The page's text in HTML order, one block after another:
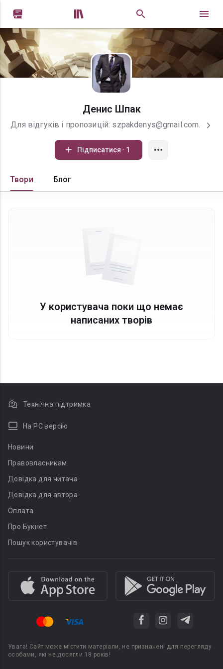
 
Денис Шпак
Для відгуків і пропозицій: szpakdenys@gmail.com.
Підписатися · 1
Твори Блог
У користувача поки що немає
написаних творів
Технічна підтримка
На PC версію
Новини
Правовласникам
Довідка для читача
Довідка для автора
Оплата
Про Букнет
Пошук користувачів
Увага! Сайт може містити матеріали, не призначені для перегляду
особами, які не досягли 18 років!